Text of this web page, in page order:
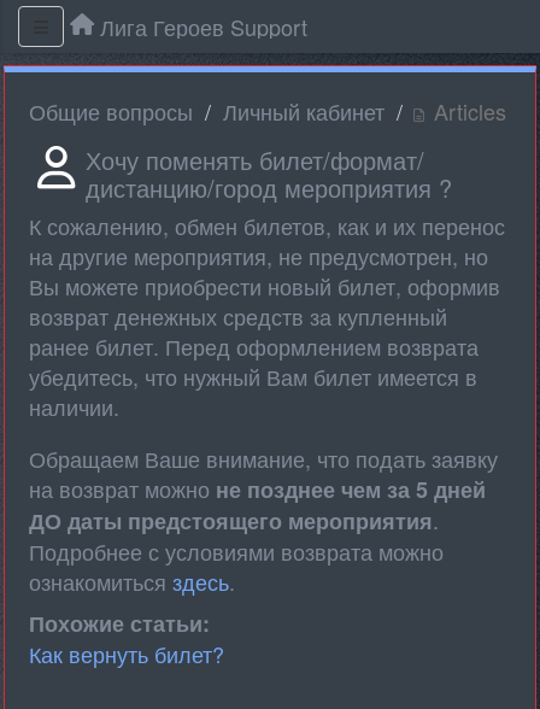
Лига Героев Support
Общие вопросы Личный кабинет Articles
Хочу поменять билет/формат/
дистанцию/город мероприятия ?
К сожалению, обмен билетов, как и их перенос
на другие мероприятия, не предусмотрен, но
Вы можете приобрести новый билет, оформив
возврат денежных средств за купленный
ранее билет. Перед оформлением возврата
убедитесь, что нужный Вам билет имеется в
наличии.
Обращаем Ваше внимание, что подать заявку
на возврат можно не позднее чем за 5 дней
ДО даты предстоящего мероприятия.
Подробнее с условиями возврата можно
ознакомиться здесь.
Похожие статьи:
Как вернуть билет?